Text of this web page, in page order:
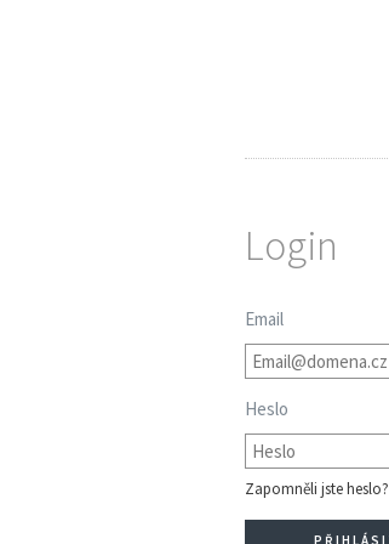
Login
Email
Heslo
Zapomněli jste heslo?